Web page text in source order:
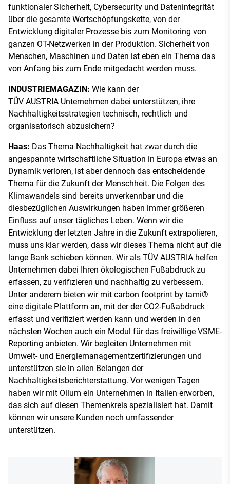
funktionaler Sicherheit, Cybersecurity und Datenintegrität
über die gesamte Wertschöpfungskette, von der
Entwicklung digitaler Prozesse bis zum Monitoring von
ganzen OT-Netzwerken in der Produktion. Sicherheit von
Menschen, Maschinen und Daten ist eben ein Thema das
von Anfang bis zum Ende mitgedacht werden muss.
INDUSTRIEMAGAZIN: Wie kann der
TÜV AUSTRIA Unternehmen dabei unterstützen, ihre
Nachhaltigkeitsstrategien technisch, rechtlich und
organisatorisch abzusichern?
Haas: Das Thema Nachhaltigkeit hat zwar durch die
angespannte wirtschaftliche Situation in Europa etwas an
Dynamik verloren, ist aber dennoch das entscheidende
Thema für die Zukunft der Menschheit. Die Folgen des
Klimawandels sind bereits unverkennbar und die
diesbezüglichen Auswirkungen haben immer größeren
Einfluss auf unser tägliches Leben. Wenn wir die
Entwicklung der letzten Jahre in die Zukunft extrapolieren,
muss uns klar werden, dass wir dieses Thema nicht auf die
lange Bank schieben können. Wir als TÜV AUSTRIA helfen
Unternehmen dabei Ihren ökologischen Fußabdruck zu
erfassen, zu verifizieren und nachhaltig zu verbessern.
Unter anderem bieten wir mit carbon footprint by tami®
eine digitale Plattform an, mit der der CO2-Fußabdruck
erfasst und verifiziert werden kann und werden in den
nächsten Wochen auch ein Modul für das freiwillige VSME-
Reporting anbieten. Wir begleiten Unternehmen mit
Umwelt- und Energiemanagementzertifizierungen und
unterstützen sie in allen Belangen der
Nachhaltigkeitsberichterstattung. Vor wenigen Tagen
haben wir mit Ollum ein Unternehmen in Italien erworben,
das sich auf diesen Themenkreis spezialisiert hat. Damit
können wir unsere Kunden noch umfassender
unterstützen.